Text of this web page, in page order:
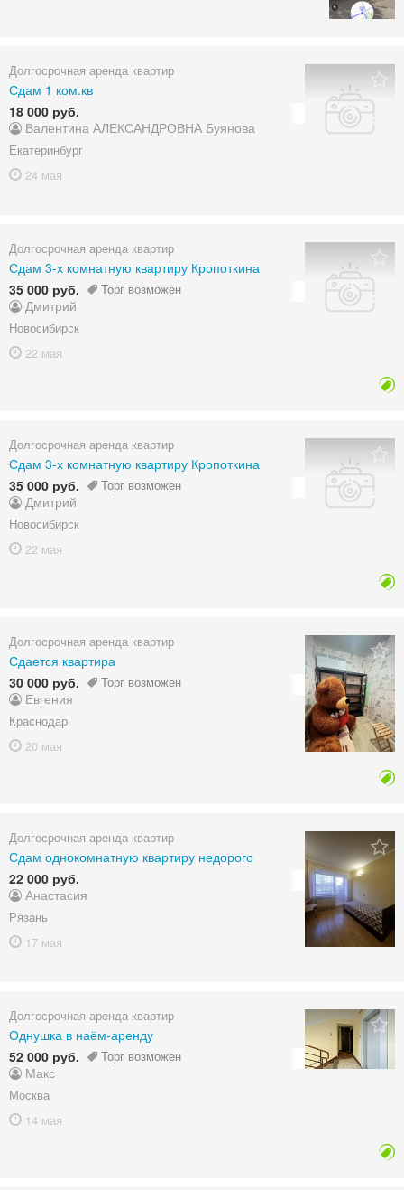
Долгосрочная аренда квартир
Сдам 1 ком.кв
18 000 руб.
Валентина АЛЕКСАНДРОВНА Буянова
Екатеринбург
24 мая
Долгосрочная аренда квартир
Сдам 3-х комнатную квартиру Кропоткина
35 000 руб.
Торг возможен
Дмитрий
Новосибирск
22 мая
Долгосрочная аренда квартир
Сдам 3-х комнатную квартиру Кропоткина
35 000 руб.
Торг возможен
Дмитрий
Новосибирск
22 мая
Долгосрочная аренда квартир
Сдается квартира
30 000 руб.
Торг возможен
Евгения
Краснодар
20 мая
Долгосрочная аренда квартир
Сдам однокомнатную квартиру недорого
22 000 руб.
Анастасия
Рязань
17 мая
Долгосрочная аренда квартир
Однушка в наём-аренду
52 000 руб.
Торг возможен
Макс
Москва
14 мая